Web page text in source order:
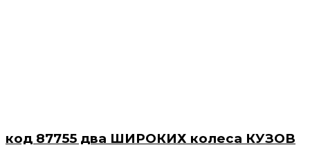
код 87755 два ШИРОКИХ колеса КУЗОВ